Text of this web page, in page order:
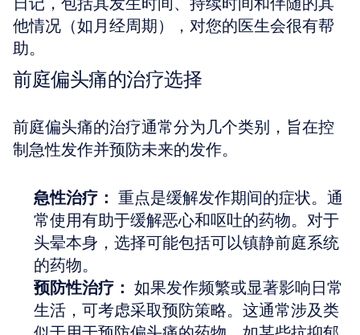
他情况（如月经周期），对您的医生会很有帮
助。
前庭偏头痛的治疗选择
前庭偏头痛的治疗通常分为几个类别，旨在控
制急性发作并预防未来的发作。
急性治疗： 重点是缓解发作期间的症状。通
常使用有助于缓解恶心和呕吐的药物。对于
头晕本身，选择可能包括可以镇静前庭系统
的药物。
预防性治疗： 如果发作频繁或显著影响日常
生活，可考虑采取预防策略。这通常涉及类